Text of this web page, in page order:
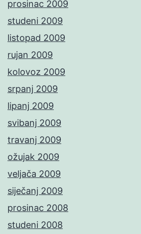
prosinac 2009
studeni 2009
listopad 2009
rujan 2009
kolovoz 2009
srpanj 2009
lipanj 2009
svibanj 2009
travanj 2009
ožujak 2009
veljača 2009
siječanj 2009
prosinac 2008
studeni 2008